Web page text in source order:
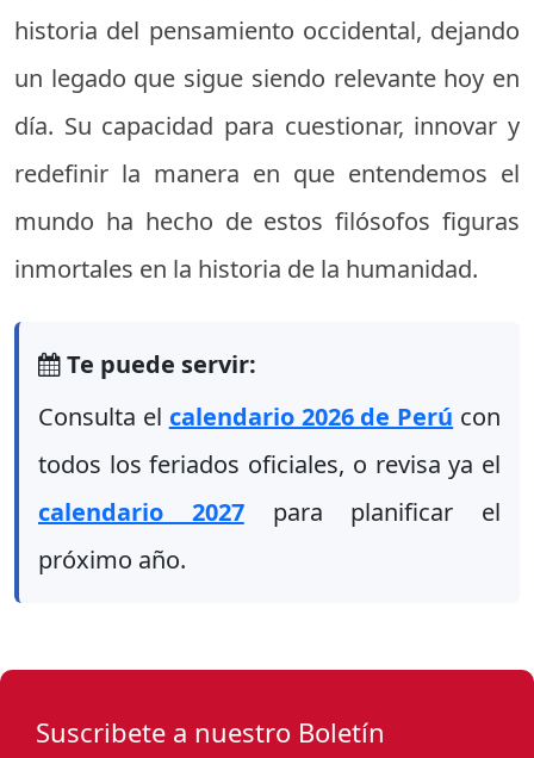
historia del pensamiento occidental, dejando
un legado que sigue siendo relevante hoy en
día. Su capacidad para cuestionar, innovar y
redefinir la manera en que entendemos el
mundo ha hecho de estos filósofos figuras
inmortales en la historia de la humanidad.
Te puede servir:
Consulta el calendario 2026 de Perú con
todos los feriados oficiales, o revisa ya el
calendario 2027para planificar el
próximo año.
Suscribete a nuestro Boletín